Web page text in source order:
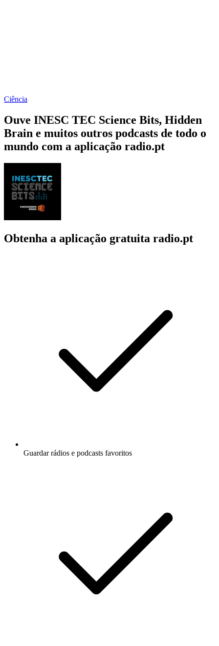
Ciência
Ouve INESC TEC Science Bits, Hidden
Brain e muitos outros podcasts de todo o
mundo com a aplicação radio.pt
Obtenha a aplicação gratuita radio.pt
Guardar rádios e podcasts favoritos